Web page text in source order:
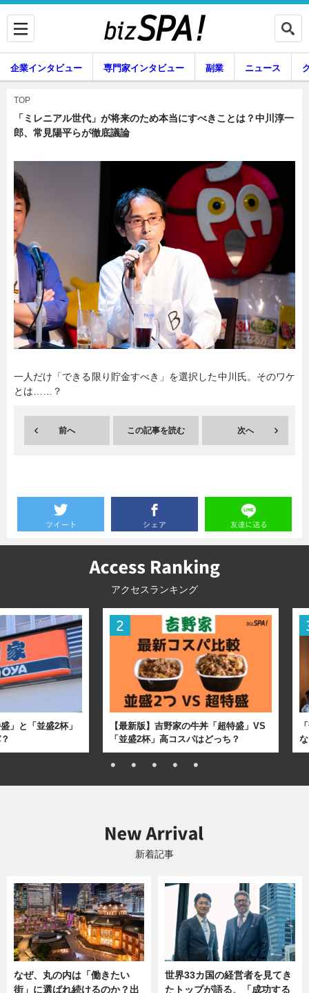
専門家インタビュー
ニュース
グルメ スキル
暮らし エンタメ
企業インタビュー 専門家インタビュー 副業 ニュース
暮らし
TOP
「ミレニアル世代」が将来のため本当にすべきことは？中川淳一
郎、常見陽平らが徹底議論
一人だけ「できる限り貯金すべき」を選択した中川氏。そのワケ
とは……？
前へ この記事を読む 次へ
アクセスランキング
」と「並盛2杯」
【最新版】吉野家の牛丼「超特盛」VS
「並盛2杯」高コスパはどっち？
新着記事
なぜ、丸の内は「働きたい
街」に選ばれ続けるのか？出
世界33カ国の経営者を見てき
たトップが語る、「成功する